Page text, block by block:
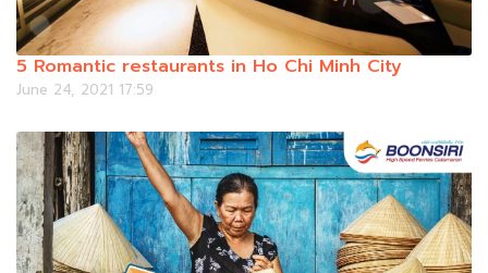
5 Romantic restaurants in Ho Chi Minh City
June 24, 2021 17:59